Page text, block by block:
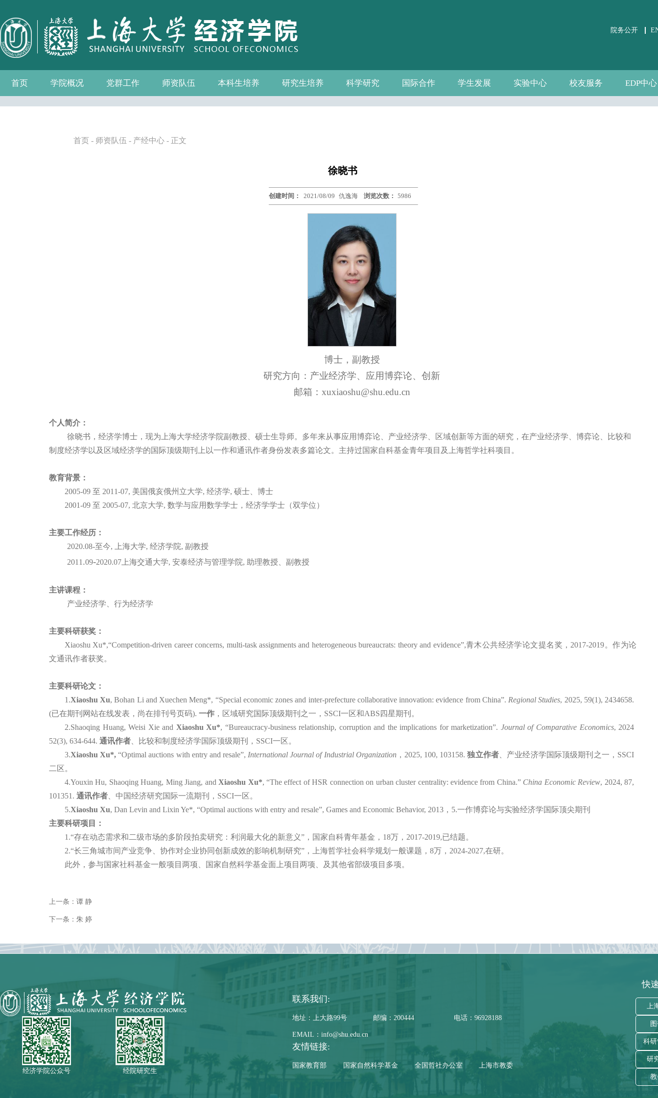
院务公开
首页 学院概况
学院介绍 学院简介
发展历程
历任院长
现任领导
组织机构
学院愿景
党群工作
党务公开
党的建设
群众团体 工会
青联会
妇委会
退管会
学院制度
师资队伍
教师名录 系—中心名录
教授
人事专栏
招聘信息
博士后流动站
本科生培养
教务通知
教学管理
相关下载
教学成果
研究生培养
教务通知
培养方案
相关下载
科学研究
科研通知
科研新闻
学术活动
国际合作
国际交流
合作机构
联系我们
学生发展
学生事务
党团建设
课外培养
职业发展
实验中心
关于实验中心
通知公告
规章制度
数据资源
虚仿实验平台
自建资源
公共微观数据
相关文件下载
校友服务
分会介绍
校友活动
校友风采
EDP中心
中心介绍
新闻通告
师资团队
联系我们
首页 - 师资队伍 - 产经中心 - 正文
徐晓书
创建时间： 2021/08/09 仇逸海 浏览次数： 5986
博士，副教授
研究方向：产业经济学、应用博弈论、创新
邮箱：xuxiaoshu@shu.edu.cn
个人简介：
徐晓书，经济学博士，现为上海大学经济学院副教授、硕士生导师。多年来从事应用博弈论、产业经济学、区域创新等方面的研究，在产业经济学、博弈论、比较和
制度经济学以及区域经济学的国际顶级期刊上以一作和通讯作者身份发表多篇论文。主持过国家自科基金青年项目及上海哲学社科项目。
教育背景：
2005-09 至 201 1-07, 美国俄亥俄州立大学, 经济学, 硕士、博士
2001-09 至 2005-07, 北京大学, 数学与应用数学学士，经济学学士（双学位）
主要工作经历：
2020.08-至今, 上海大学,经济学院,副教授
201 1 .09-2020.07 上海交通大学,安泰经济与管理学院, 助理教授、副教授
主讲课程：
产业经济学、行为经济学
主要科研获奖：
Xiaoshu Xu*,“Competition-driven career concerns, multi-task assignments and heterogeneous bureaucrats: theory and evidence”,青木公共经济学论文提名奖， 2017-2019。作为论
文通讯作者获奖。
主要科研论文：
1.Xiaoshu Xu, Bohan Li and Xuechen Meng*, “Special economic zones and inter-prefecture collaborative innovation: evidence from China”. Regional Studies, 2025, 59(1), 2434658.
(已在期刊网站在线发表，尚在排刊号页码). 一作 ，区域研究国际顶级期刊之一， SSCI一区和ABS 四星期刊。
2.Shaoqing Huang, Weisi Xie and Xiaoshu Xu*, “Bureaucracy-business relationship, corruption and the implications for marketization”. Journal of Comparative Economics, 2024
52(3), 634-644. 通讯作者 、比较和制度经济学国际顶级期刊， SSCI一区。
3.Xiaoshu Xu*,“Optimal auctions with entry and resale”, International Journal of Industrial Organization ， 2025, 100, 103158.独立作者、产业经济学国际顶级期刊之一， SSCI
二区。
4.Youxin Hu, Shaoqing Huang, Ming Jiang, andXiaoshu Xu*, “The effect of HSR connection on urban cluster centrality: evidence from China.” China Economic Review, 2024, 87,
101351. 通讯作者 、中国经济研究国际一流期刊， SSCI一区。
5.Xiaoshu Xu, Dan Levin and Lixin Ye*, “Optimal auctions with entry and resale”, Games and Economic Behavior, 2013 ， 5.一作博弈论与实验经济学国际顶尖期刊
主要科研项目：
1.“存在动态需求和二级市场的多阶段拍卖研究：利润最大化的新意义”， 国家自科青年基金， 18万， 2017-2019,已结题。
2.“长三角城市间产业竞争、协作对企业协同创新成效的影响机制研究”，上海哲学社会科学规划一般课题， 8万， 2024-2027,在研。
此外，参与国家社科基金一般项目两项、国家自然科学基金面上项目两项、及其他省部级项目多项。
上一条： 谭 静
下一条： 朱 婷
经济学院公众号 经院研究生
联系我们:
地址：上大路99号 邮编：200444 电话：96928188
EMAIL：info@shu.edu.cn
友情链接:
国家教育部 国家自然科学基金 全国哲社办公室 上海市教委
快
上
科
研